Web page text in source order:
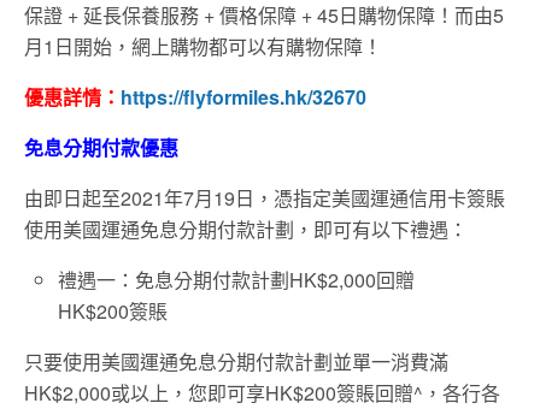
保證 + 延長保養服務 + 價格保障 + 45日購物保障！而由5
月1日開始，網上購物都可以有購物保障！
優惠詳情： https://flyformiles.hk/32670
免息分期付款優惠
由即日起至2021年7月19日，憑指定美國運通信用卡簽賬
使用美國運通免息分期付款計劃，即可有以下禮遇：
禮遇一：免息分期付款計劃HK$2,000回贈
HK$200簽賬
只要使用美國運通免息分期付款計劃並單一消費滿
HK$2,000或以上，您即可享HK$200簽賬回贈^，各行各